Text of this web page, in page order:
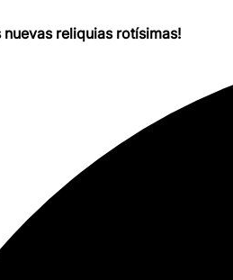
reliquias rotísimas!